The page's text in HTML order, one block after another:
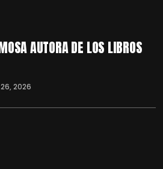
AUTORA DE LOS LIBROS
2026